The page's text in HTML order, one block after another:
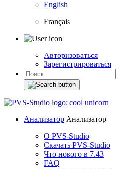
English
Français
Авторизоваться
Зарегистрироваться
Анализатор Анализатор
О PVS-Studio
Скачать PVS-Studio
Что нового в 7.43
FAQ